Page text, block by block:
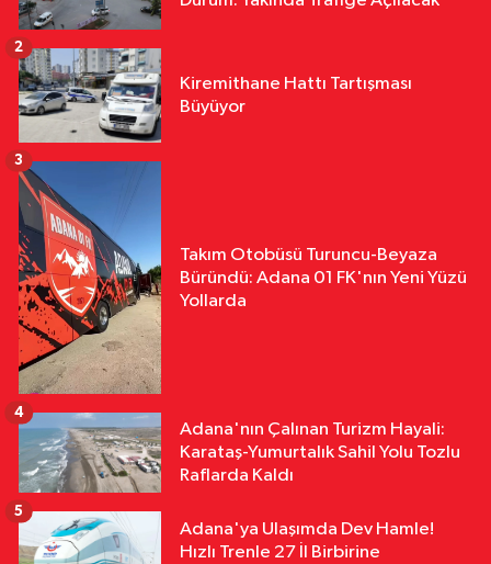
Kiremithane Hattı Tartışması
Büyüyor
2
Takım Otobüsü Turuncu-Beyaza
Büründü: Adana 01 FK'nın Yeni Yüzü
Yollarda
3
Adana'nın Çalınan Turizm Hayali:
Karataş-Yumurtalık Sahil Yolu Tozlu
Raflarda Kaldı
4
Adana'ya Ulaşımda Dev Hamle!
Hızlı Trenle 27 İl Birbirine
5